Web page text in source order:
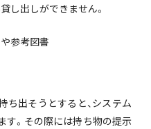
し出しができません。
参考図書
出そうとすると、システム
す。その際には持ち物の提示